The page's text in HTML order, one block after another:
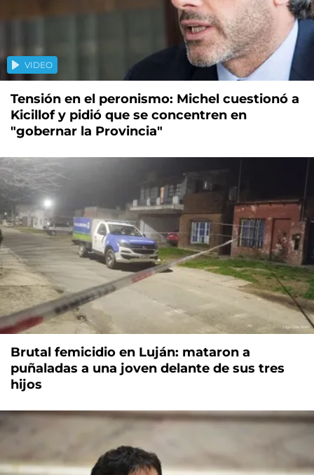
VIDEO
Tensión en el peronismo: Michel cuestionó a
Kicillof y pidió que se concentren en
"gobernar la Provincia"
Brutal femicidio en Luján: mataron a
puñaladas a una joven delante de sus tres
hijos